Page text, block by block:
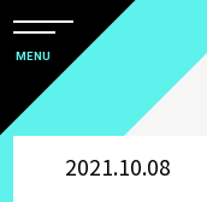
本
文
へ
メ
ニ
ュ
ー
開
MENU
2021.10.08
すべて